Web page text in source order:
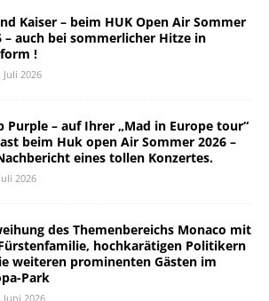
Kaiser – beim HUK Open Air Sommer
– auch bei sommerlicher Hitze in
!
Juli 2026
Purple – auf Ihrer „Mad in Europe tour“
beim Huk open Air Sommer 2026 –
eines tollen Konzertes.
2026
des Themenbereichs Monaco mit
hochkarätigen Politikern
weiteren prominenten Gästen im
Park
Juni 2026